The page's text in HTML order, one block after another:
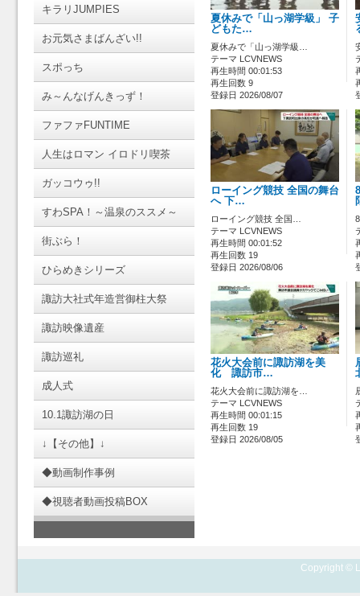
キラリJUMPIES
お元気さまばんざい!!
スポっち
み～んなげんきっず！
ファファFUNTIME
人生はロマン イロドリ喫茶
ガッコウゥ!!
すわSPA！～温泉のススメ～
街ぶら！
ひらめきシリーズ
諏訪大社式年造営御柱大祭
諏訪映像遺産
諏訪巡礼
成人式
10.1諏訪湖の日
↓【その他】↓
◆動画制作事例
◆視聴者動画投稿BOX
夏休みで「山っ湖学級」 子
どもた…
夏休みで「山っ湖学級…
テーマ LCVNEWS
再生時間 00:01:53
再生回数 9
登録日 2026/08/07
ローイング競技 全国の舞台
へ 下…
ローイング競技 全国…
テーマ LCVNEWS
再生時間 00:01:52
再生回数 19
登録日 2026/08/06
花火大会前に諏訪湖を美
化 諏訪市…
花火大会前に諏訪湖を…
テーマ LCVNEWS
再生時間 00:01:15
再生回数 19
登録日 2026/08/05
Copyright ©